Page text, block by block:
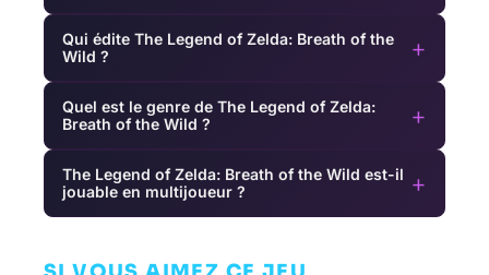
Qui édite The Legend of Zelda: Breath of the
Wild ?
+
Quel est le genre de The Legend of Zelda:
Breath of the Wild ?
+
The Legend of Zelda: Breath of the Wild est-il
jouable en multijoueur ?
+
AVENTURE
Gotham